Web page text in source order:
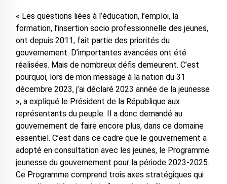
« Les questions liées à l’éducation, l’emploi, la
formation, l’insertion socio professionnelle des jeunes,
ont depuis 2011, fait partie des priorités du
gouvernement. D’importantes avancées ont été
réalisées. Mais de nombreux défis demeurent. C’est
pourquoi, lors de mon message à la nation du 31
décembre 2023, j’ai déclaré 2023 année de la jeunesse
», a expliqué le Président de la République aux
représentants du peuple. Il a donc demandé au
gouvernement de faire encore plus, dans ce domaine
essentiel. C’est dans ce cadre que le gouvernement a
adopté en consultation avec les jeunes, le Programme
jeunesse du gouvernement pour la période 2023-2025.
Ce Programme comprend trois axes stratégiques qui